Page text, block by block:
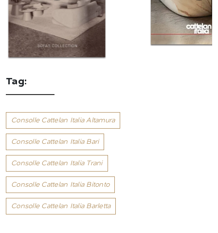
Tag:
Consolle Cattelan Italia Altamura
Consolle Cattelan Italia Bari
Consolle Cattelan Italia Trani
Consolle Cattelan Italia Bitonto
Consolle Cattelan Italia Barletta